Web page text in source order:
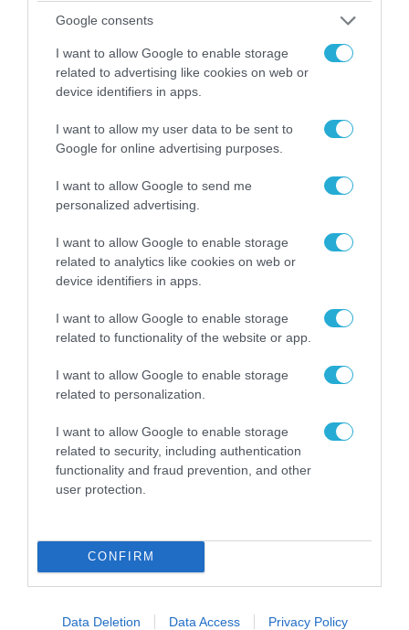
Google consents
I want to allow Google to enable storage
related to advertising like cookies on web or
device identifiers in apps.
I want to allow my user data to be sent to
Google for online advertising purposes.
I want to allow Google to send me
personalized advertising.
I want to allow Google to enable storage
related to analytics like cookies on web or
device identifiers in apps.
I want to allow Google to enable storage
related to functionality of the website or app.
I want to allow Google to enable storage
related to personalization.
I want to allow Google to enable storage
related to security, including authentication
functionality and fraud prevention, and other
user protection.
CONFIRM
Data Deletion Data Access Privacy Policy
04.08.2026 | 15:02
Αυτή την ώρα το τελευταίο «αντίο» στον πρώην
υπουργό Ι.Βαρβιτσιώτη (φωτο)
04.08.2026 | 13:02
Η ανακοίνωση του Πανελλήνιου Σωματείου
Πυροσβεστών για την δημοσιογράφο του OPEN
που γέλασε στη φωτιά